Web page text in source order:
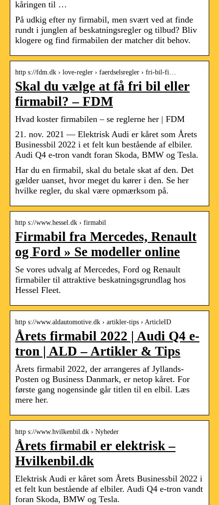
kåringen til …
På udkig efter ny firmabil, men svært ved at finde
rundt i junglen af beskatningsregler og tilbud? Bliv
klogere og find firmabilen der matcher dit behov.
http s://fdm.dk › love-regler › faerdselsregler › fri-bil-fi…
Skal du vælge at få fri bil eller
firmabil? – FDM
Hvad koster firmabilen – se reglerne her | FDM
21. nov. 2021 — Elektrisk Audi er kåret som Årets
Businessbil 2022 i et felt kun bestående af elbiler.
Audi Q4 e-tron vandt foran Skoda, BMW og Tesla.
Har du en firmabil, skal du betale skat af den. Det
gælder uanset, hvor meget du kører i den. Se her
hvilke regler, du skal være opmærksom på.
http s://www.hessel.dk › firmabil
Firmabil fra Mercedes, Renault
og Ford » Se modeller online
Se vores udvalg af Mercedes, Ford og Renault
firmabiler til attraktive beskatningsgrundlag hos
Hessel Fleet.
http s://www.aldautomotive.dk › artikler-tips › ArticleID
Årets firmabil 2022 | Audi Q4 e-
tron | ALD – Artikler & Tips
Årets firmabil 2022, der arrangeres af Jyllands-
Posten og Business Danmark, er netop kåret. For
første gang nogensinde går titlen til en elbil. Læs
mere her.
http s://www.hvilkenbil.dk › Nyheder
Årets firmabil er elektrisk –
Hvilkenbil.dk
Elektrisk Audi er kåret som Årets Businessbil 2022 i
et felt kun bestående af elbiler. Audi Q4 e-tron vandt
foran Skoda, BMW og Tesla.